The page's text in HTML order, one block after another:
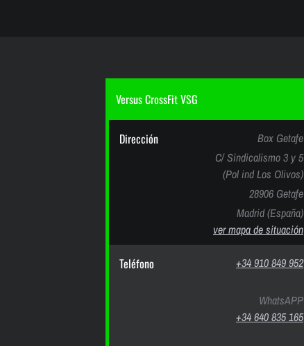
Versus CrossFit VSG
Dirección
Box Getafe
C/ Sindicalismo 3 y 5
(Pol ind Los Olivos)
28906 Getafe
Madrid (España)
ver mapa de situación
Teléfono +34 910 849 952
WhatsAPP
+34 640 835 165